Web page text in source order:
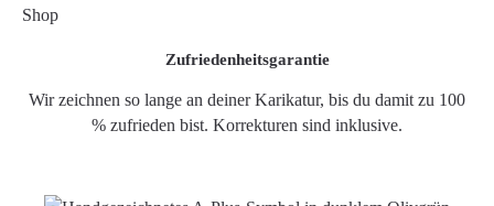
Zufriedenheitsgarantie
Wir zeichnen so lange an deiner Karikatur, bis du damit zu 100
% zufrieden bist. Korrekturen sind inklusive.